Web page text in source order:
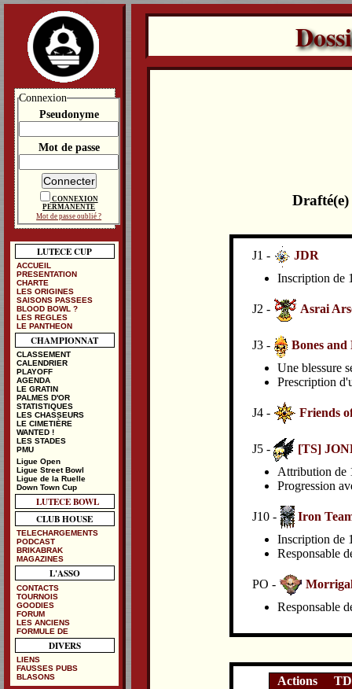
J1 -
JDR
Inscription de
J2 - Asrai
J3 -
Bones and
Une blessure
Prescription
J4 - Friends
J5 -
[TS]
Attribution de
Progression
J10 -
Iron
Inscription de
Responsable
PO -
Responsable
Actions
TD
Connexion
Pseudonyme
Mot de passe
CONNEXION
PERMANENTE
Mot de passe oublié ?
LUTECE CUP
ACCUEIL
PRESENTATION
CHARTE
LES ORIGINES
SAISONS PASSEES
BLOOD BOWL ?
LES REGLES
LE PANTHEON
CHAMPIONNAT
CLASSEMENT
CALENDRIER
PLAYOFF
AGENDA
LE GRATIN
PALMES D'OR
STATISTIQUES
LES CHASSEURS
LE CIMETIÈRE
WANTED !
LES STADES
PMU
Ligue Open
Ligue Street Bowl
Ligue de la Ruelle
Down Town Cup
LUTECE BOWL
CLUB HOUSE
TELECHARGEMENTS
PODCAST
BRIKABRAK
MAGAZINES
L'ASSO
CONTACTS
TOURNOIS
GOODIES
FORUM
LES ANCIENS
FORMULE DE
DIVERS
LIENS
FAUSSES PUBS
BLASONS